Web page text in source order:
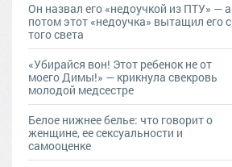
Он назвал его «недоучкой из ПТУ» — а
потом этот «недоучка» вытащил его с
того света
«Убирайся вон! Этот ребенок не от
моего Димы!» — крикнула свекровь
молодой медсестре
Белое нижнее белье: что говорит о
женщине, ее сексуальности и
самооценке